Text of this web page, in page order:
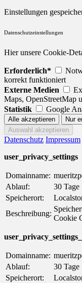
Einstellungen
Datenschutzeinstellungen
Hier unsere Cookie-
Erforderlich*
korrekt funktioniert
Externe Medien
Maps, OpenStreetMap
Statistik
Google
Datenschutz Impressum
user_privacy_settings
Domainname:
Ablauf:
30 Tage
Speicherort:
Beschreibung:
Cookie
Domainname:
Ablauf:
30 Tage
Speicherort: